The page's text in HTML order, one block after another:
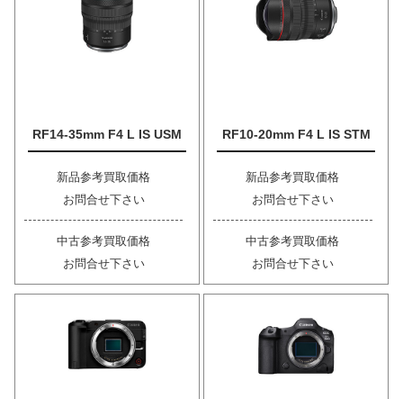
RF14-35mm F4 L IS USM
新品参考買取価格
お問合せ下さい
中古参考買取価格
お問合せ下さい
RF10-20mm F4 L IS STM
新品参考買取価格
お問合せ下さい
中古参考買取価格
お問合せ下さい